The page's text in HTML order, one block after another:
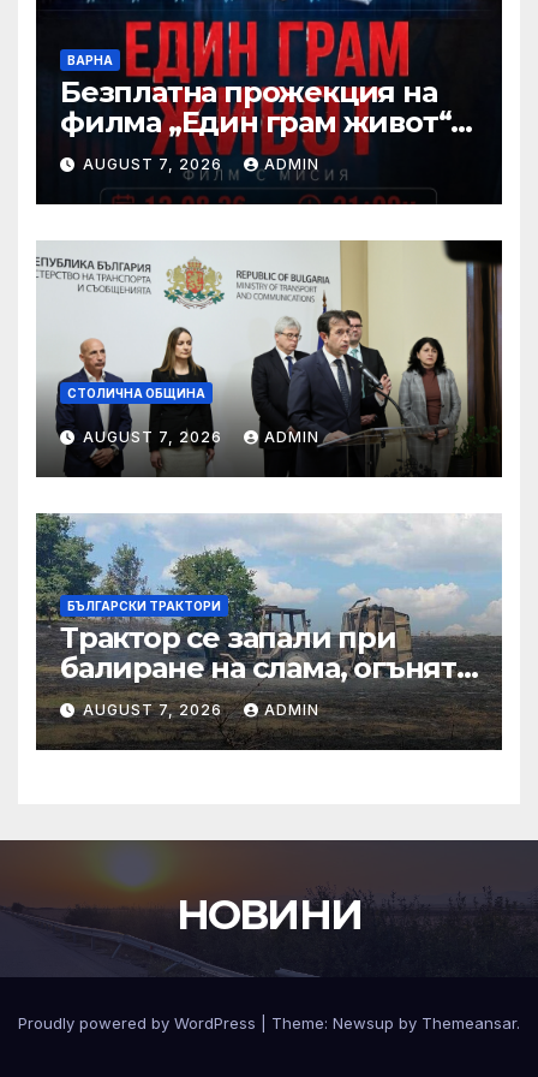
ВАРНА
Безплатна прожекция на
филма „Един грам живот“ е
сред събитията за
Международния ден на
младежта във Варна
AUGUST 7, 2026 ADMIN
СТОЛИЧНА ОБЩИНА
AUGUST 7, 2026 ADMIN
БЪЛГАРСКИ ТРАКТОРИ
Трактор се запали при
балиране на слама, огънят
засегна гора – Новини
AUGUST 7, 2026 ADMIN
НОВИНИ
Proudly powered by WordPress Theme: Newsup by Themeansar.